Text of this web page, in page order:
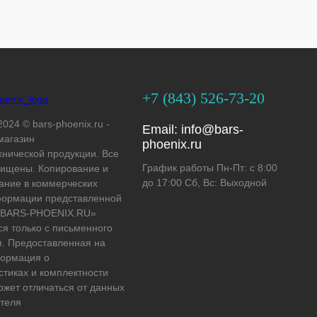
© bars-phoenix.ru -
продукции. Все
Копирование и
в коммерческих
представленной
PHOENIX.RU»
только с письменного
Предоставленная на
о
и комплектности
отличаться от данных
+7 (843) 526-73-20
Email: info@bars-
phoenix.ru
График работы Пн-Пт: с 8:00
до 17:00 Сб, Вс: Выходной